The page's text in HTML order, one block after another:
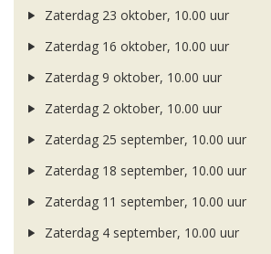
Zaterdag 23 oktober, 10.00 uur
Zaterdag 16 oktober, 10.00 uur
Zaterdag 9 oktober, 10.00 uur
Zaterdag 2 oktober, 10.00 uur
Zaterdag 25 september, 10.00 uur
Zaterdag 18 september, 10.00 uur
Zaterdag 11 september, 10.00 uur
Zaterdag 4 september, 10.00 uur